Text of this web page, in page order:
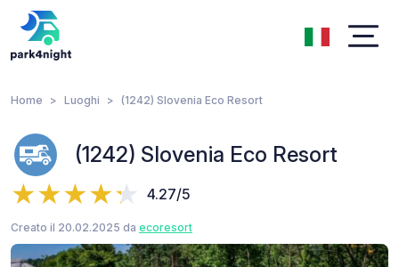
Home Luoghi (1242) Slovenia Eco Resort
(1242) Slovenia Eco Resort
4.27/5
Creato il 20.02.2025 da ecoresort